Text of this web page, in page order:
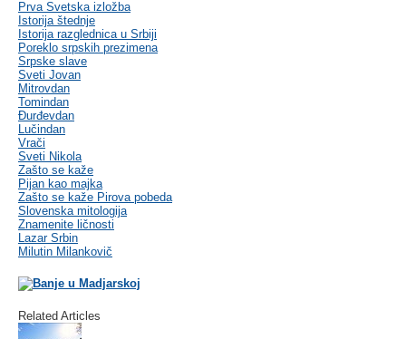
Prva Svetska izložba
Istorija štednje
Istorija razglednica u Srbiji
Poreklo srpskih prezimena
Srpske slave
Sveti Jovan
Mitrovdan
Tomindan
Đurđevdan
Lučindan
Vrači
Sveti Nikola
Zašto se kaže
Pijan kao majka
Zašto se kaže Pirova pobeda
Slovenska mitologija
Znamenite ličnosti
Lazar Srbin
Milutin Milankovič
Related Articles